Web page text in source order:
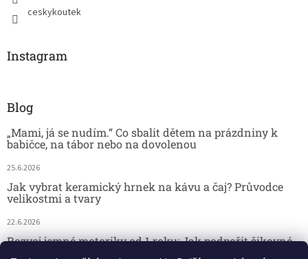
ceskykoutek
Instagram
Blog
„Mami, já se nudím.“ Co sbalit dětem na prázdniny k
babičce, na tábor nebo na dovolenou
25.6.2026
Jak vybrat keramický hrnek na kávu a čaj? Průvodce
velikostmi a tvary
22.6.2026
Rozvoj jemné motoriky od 1 roku: Jak podpořit šikovné